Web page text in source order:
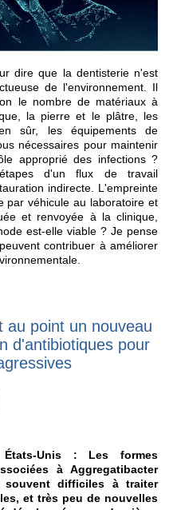
dire que la dentisterie n'est
de l'environnement. Il
le nombre de matériaux à
la pierre et le plâtre, les
sûr, les équipements de
nécessaires pour maintenir
approprié des infections ?
d'un flux de travail
indirecte. L'empreinte
par véhicule au laboratoire et
et renvoyée à la clinique,
est-elle viable ? Je pense
contribuer à améliorer
au point un nouveau
d'antibiotiques pour
États-Unis : Les formes
à Aggregatibacter
souvent difficiles à traiter
et très peu de nouvelles